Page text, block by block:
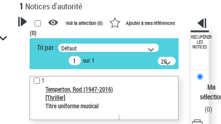
1 Notices d'autorité
VOTRE RECHERCHE
Recherche avancée dans les
notices d’autorité
Œuvres liées à l'auteur :
Temperton, Rod (1947-2016)
Auteur d’œuvre
Voir la sélection (0) Ajouter à mes références
(0)
Tri par : Défaut
sur 1
20
résultats/page
1
Temperton, Rod (1947-2016)
[Thriller]
Titre uniforme musical
RÉCUPÉRER
LES
NOTICES
Ma
(0)